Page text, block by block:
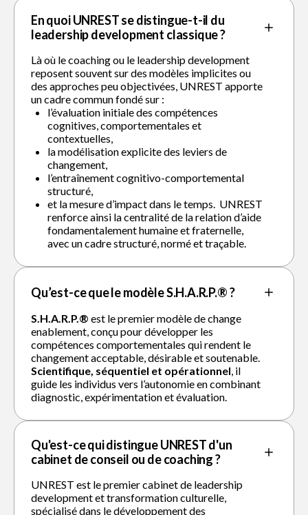
En quoi UNREST se distingue-t-il du
leadership development classique ?
Là où le coaching ou le leadership development
reposent souvent sur des modèles implicites ou
des approches peu objectivées, UNREST apporte
un cadre commun fondé sur :
l’évaluation initiale des compétences
cognitives, comportementales et
contextuelles,
la modélisation explicite des leviers de
changement,
l’entraînement cognitivo-comportemental
structuré,
et la mesure d’impact dans le temps. UNREST
renforce ainsi la centralité de la relation d’aide
fondamentalement humaine et fraternelle,
avec un cadre structuré, normé et traçable.
Qu’est-ce que le modèle S.H.A.R.P.® ?
S.H.A.R.P.® est le premier modèle de change
enablement, conçu pour développer les
compétences comportementales qui rendent le
changement acceptable, désirable et soutenable.
Scientifique, séquentiel et opérationnel, il
guide les individus vers l’autonomie en combinant
diagnostic, expérimentation et évaluation.
Qu'est-ce qui distingue UNREST d'un
cabinet de conseil ou de coaching ?
UNREST est le premier cabinet de leadership
development et transformation culturelle,
spécialisé dans le développement des